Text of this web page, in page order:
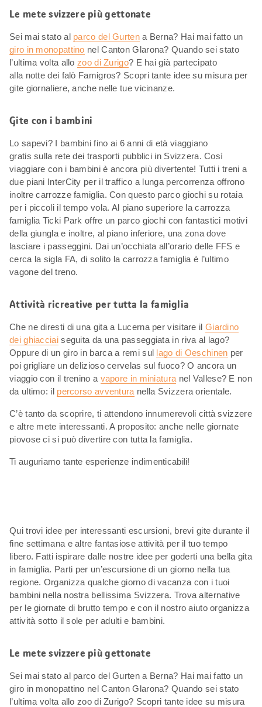
Le mete svizzere più gettonate
Sei mai stato al parco del Gurtena Berna? Hai mai fatto un
giro in monopattino nel Canton Glarona? Quando sei stato
l’ultima volta allozoo di Zurigo? E hai già partecipato
alla notte dei falò Famigros? Scopri tante idee su misura per
gite giornaliere, anche nelle tue vicinanze.
Gite con i bambini
Lo sapevi? I bambini fino ai 6 anni di età viaggiano
gratis sulla rete dei trasporti pubblici in Svizzera. Così
viaggiare con i bambini è ancora più divertente! Tutti i treni a
due piani InterCity per il traffico a lunga percorrenza offrono
inoltre carrozze famiglia. Con questo parco giochi su rotaia
per i piccoli il tempo vola. Al piano superiore la carrozza
famiglia Ticki Park offre un parco giochi con fantastici motivi
della giungla e inoltre, al piano inferiore, una zona dove
lasciare i passeggini. Dai un’occhiata all’orario delle FFS e
cerca la sigla FA, di solito la carrozza famiglia è l’ultimo
vagone del treno.
Attività ricreative per tutta la famiglia
Che ne diresti di una gita a Lucerna per visitare il Giardino
dei ghiacciaiseguita da una passeggiata in riva al lago?
Oppure di un giro in barca a remi sul lago di Oeschinen per
poi grigliare un delizioso cervelas sul fuoco? O ancora un
viaggio con il trenino a vapore in miniatura nel Vallese? E non
da ultimo: il percorso avventura nella Svizzera orientale.
C’è tanto da scoprire, ti attendono innumerevoli città svizzere
e altre mete interessanti. A proposito: anche nelle giornate
piovose ci si può divertire con tutta la famiglia.
Ti auguriamo tante esperienze indimenticabili!
Qui trovi idee per interessanti escursioni, brevi gite durante il
fine settimana e altre fantasiose attività per il tuo tempo
libero. Fatti ispirare dalle nostre idee per goderti una bella gita
in famiglia. Parti per un’escursione di un giorno nella tua
regione. Organizza qualche giorno di vacanza con i tuoi
bambini nella nostra bellissima Svizzera. Trova alternative
per le giornate di brutto tempo e con il nostro aiuto organizza
attività sotto il sole per adulti e bambini.
Le mete svizzere più gettonate
Sei mai stato al parco del Gurten a Berna? Hai mai fatto un
giro in monopattino nel Canton Glarona? Quando sei stato
l’ultima volta allo zoo di Zurigo? Scopri tante idee su misura